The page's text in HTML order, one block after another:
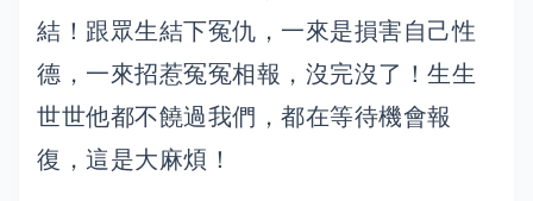
結！跟眾生結下冤仇，一來是損害自己性
德，一來招惹冤冤相報，沒完沒了！生生
世世他都不饒過我們，都在等待機會報
復，這是大麻煩！